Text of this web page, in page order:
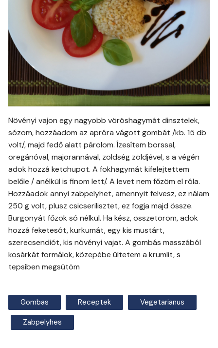
Növényi vajon egy nagyobb vöröshagymát dinsztelek,
sózom, hozzáadom az apróra vágott gombát /kb. 15 db
volt/, majd fedő alatt párolom. Ízesítem borssal,
oregánóval, majorannával, zöldség zöldjével, s a végén
adok hozzá ketchupot. A fokhagymát kifelejtettem
belőle / anélkül is finom lett/. A levet nem főzöm el róla.
Hozzáadok annyi zabpelyhet, amennyit felvesz, ez nálam
250 g volt, plusz csicserilisztet, ez fogja majd össze.
Burgonyát főzök só nélkül. Ha kész, összetöröm, adok
hozzá feketesót, kurkumát, egy kis mustárt,
szerecsendiót, kis növényi vajat. A gombás masszából
kosárkát formálok, közepébe ültetem a krumlit, s
tepsiben megsütöm
Gombas Receptek Vegetarianus
Zabpelyhes